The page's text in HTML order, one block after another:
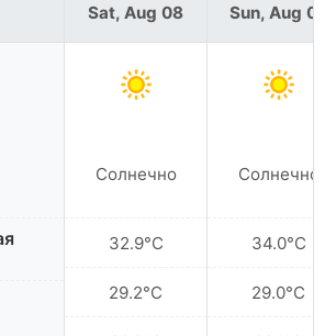
Sat, Aug 08
Солнечно
32.9°C
29.2°C
Sun, Aug 09
Солнечно
34.0°C
29.0°C